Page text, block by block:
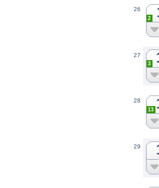
26
2
27
3
28
13
29